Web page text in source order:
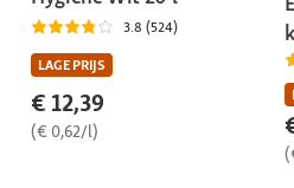
3.8 (524)
LAGE PRIJS
€ 12,39
(€ 0,62/l)